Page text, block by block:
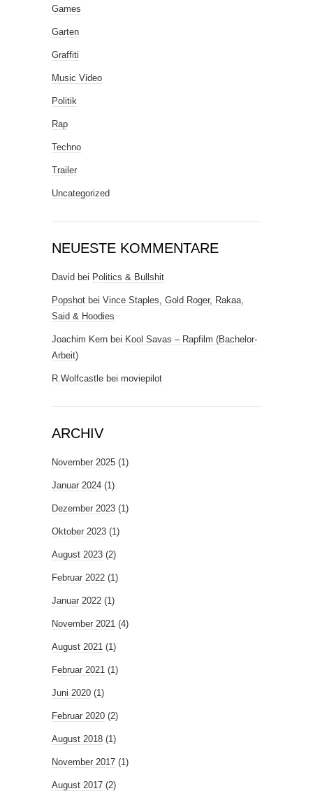
Games
Garten
Graffiti
Music Video
Politik
Rap
Techno
Trailer
Uncategorized
NEUESTE KOMMENTARE
David bei Politics & Bullshit
Popshot bei Vince Staples, Gold Roger, Rakaa,
Said & Hoodies
Joachim Kern bei Kool Savas – Rapfilm (Bachelor-
Arbeit)
R.Wolfcastle bei moviepilot
ARCHIV
November 2025 (1)
Januar 2024 (1)
Dezember 2023 (1)
Oktober 2023 (1)
August 2023 (2)
Februar 2022 (1)
Januar 2022 (1)
November 2021 (4)
August 2021 (1)
Februar 2021 (1)
Juni 2020 (1)
Februar 2020 (2)
August 2018 (1)
November 2017 (1)
August 2017 (2)